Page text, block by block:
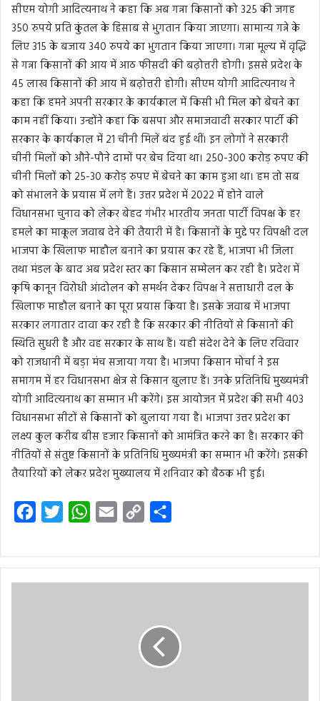
सीएम योगी आदित्यनाथ ने कहा कि अब गन्ना किसानों को 325 की जगह
350 रुपये प्रति कुंतल के हिसाब से भुगतान किया जाएगा। सामान्य गन्ने के
लिए 315 के बजाय 340 रुपये का भुगतान किया जाएगा। गन्ना मूल्य में वृद्धि
से गन्ना किसानों की आय में आठ फीसदी की बढ़ोत्तरी होगी। इससे प्रदेश के
45 लाख किसानों की आय में बढ़ोत्तरी होगी। सीएम योगी आदित्यनाथ ने
कहा कि हमने अपनी सरकार के कार्यकाल में किसी भी मिल को बेचने का
काम नहीं किया। उन्होंने कहा कि बसपा और समाजवादी सरकार पार्टी की
सरकार के कार्यकाल में 21 चीनी मिलें बंद हुई थीं। इन लोगों ने सरकारी
चीनी मिलों को औने-पौने दामों पर बेच दिया था। 250-300 करोड़ रुपए की
चीनी मिलों को 25-30 करोड़ रुपए में बेचने का काम हुआ था। हम तो सब
को संभालने के प्रयास में लगे हैं। उत्तर प्रदेश में 2022 में होने वाले
विधानसभा चुनाव को लेकर बेहद गंभीर भारतीय जनता पार्टी विपक्ष के हर
हमले का माकूल जवाब देने की तैयारी में है। किसानों के मुद्दे पर विपक्षी दल
भाजपा के खिलाफ माहौल बनाने का प्रयास कर रहे हैं, भाजपा भी जिला
तथा मंडल के बाद अब प्रदेश स्तर का किसान सम्मेलन कर रही है। प्रदेश में
कृषि कानून विरोधी आंदोलन को समर्थन देकर विपक्ष ने सत्ताधारी दल के
खिलाफ माहौल बनाने का पूरा प्रयास किया है। इसके जवाब में भाजपा
सरकार लगातार दावा कर रही है कि सरकार की नीतियों से किसानों की
स्थिति सुधरी है और वह सरकार के साथ हैं। यही संदेश देने के लिए रविवार
को राजधानी में बड़ा मंच सजाया गया है। भाजपा किसान मोर्चा ने इस
समागम में हर विधानसभा क्षेत्र से किसान बुलाए हैं। उनके प्रतिनिधि मुख्यमंत्री
योगी आदित्यनाथ का सम्मान भी करेंगे। इस आयोजन में प्रदेश की सभी 403
विधानसभा सीटों से किसानों को बुलाया गया है। भाजपा उत्तर प्रदेश का
लक्ष्य कुल करीब बीस हजार किसानों को आमंत्रित करने का है। सरकार की
नीतियों से संतुष्ट किसानों के प्रतिनिधि मुख्यमंत्री का सम्मान भी करेंगे। इसकी
तैयारियों को लेकर प्रदेश मुख्यालय में शनिवार को बैठक भी हुई।
c
i
W
a
a
p
n
k
a